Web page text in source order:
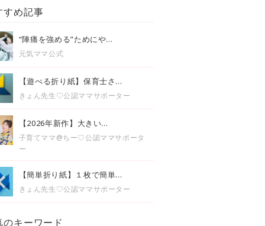
すめ記事
“陣痛を強める”ためにや...
元気ママ公式
【遊べる折り紙】保育士さ...
きょん先生♡公認ママサポーター
【2026年新作】大きい...
子育てママ@ちー♡公認ママサポータ
ー
【簡単折り紙】１枚で簡単...
きょん先生♡公認ママサポーター
のキーワード